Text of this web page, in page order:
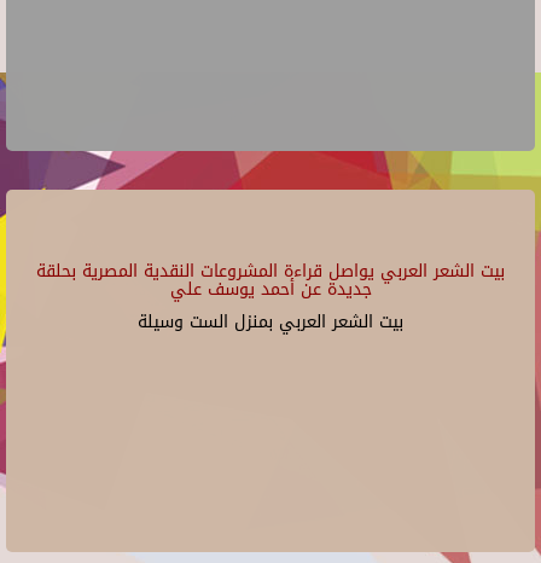
بيت الشعر العربي يواصل قراءة المشروعات النقدية المصرية بحلقة
جديدة عن أحمد يوسف علي
بيت الشعر العربي بمنزل الست وسيلة